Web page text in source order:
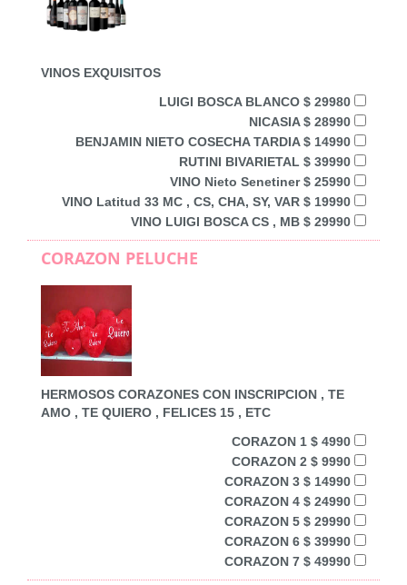
VINOS EXQUISITOS
LUIGI BOSCA BLANCO $ 29980
NICASIA $ 28990
BENJAMIN NIETO COSECHA TARDIA $ 14990
RUTINI BIVARIETAL $ 39990
VINO Nieto Senetiner $ 25990
VINO Latitud 33 MC , CS, CHA, SY, VAR $ 19990
VINO LUIGI BOSCA CS , MB $ 29990
CORAZON PELUCHE
HERMOSOS CORAZONES CON INSCRIPCION , TE
AMO , TE QUIERO , FELICES 15 , ETC
CORAZON 1 $ 4990
CORAZON 2 $ 9990
CORAZON 3 $ 14990
CORAZON 4 $ 24990
CORAZON 5 $ 29990
CORAZON 6 $ 39990
CORAZON 7 $ 49990